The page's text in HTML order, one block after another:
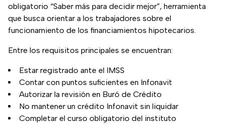
obligatorio “Saber más para decidir mejor”, herramienta
que busca orientar a los trabajadores sobre el
funcionamiento de los financiamientos hipotecarios.
Entre los requisitos principales se encuentran:
Estar registrado ante el IMSS
Contar con puntos suficientes en Infonavit
Autorizar la revisión en Buró de Crédito
No mantener un crédito Infonavit sin liquidar
Completar el curso obligatorio del instituto